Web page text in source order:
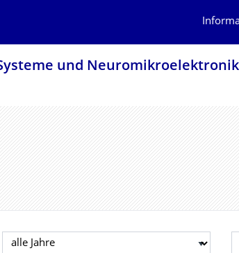
und Neuromikroelektro­nik
Jahr auswählen